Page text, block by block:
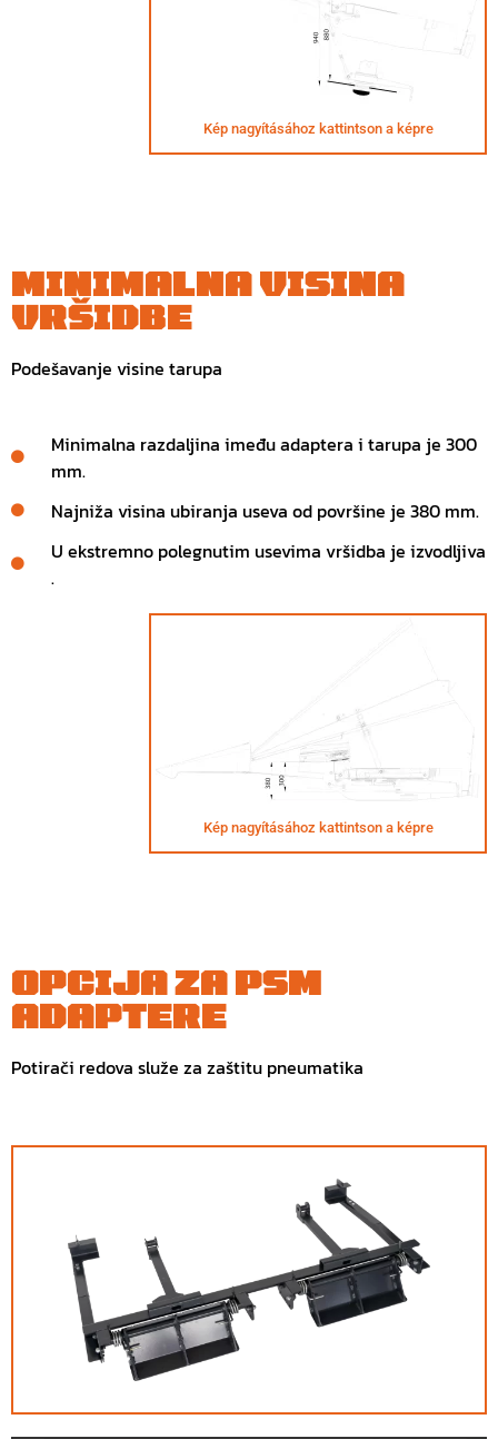
Kép nagyításához kattintson a képre
MINIMALNA VISINA
VRŠIDBE
Podešavanje visine tarupa
Minimalna razdaljina imeđu adaptera i tarupa je 300
mm.
Najniža visina ubiranja useva od površine je 380 mm.
U ekstremno polegnutim usevima vršidba je izvodljiva
.
Kép nagyításához kattintson a képre
OPCIJA ZA PSM
ADAPTERE
Potirači redova služe za zaštitu pneumatika